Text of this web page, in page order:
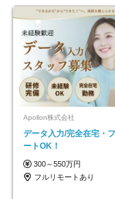
Apollon株式会社
データ入力/完全在宅・
ートOK！
300～550万円
フルリモートあり